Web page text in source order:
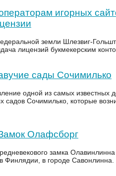
игорных
земли Шлезвиг-
лицензий букмекерским
сады Сочимилько
одной из самых известных
садов Сочимилько, которые
Олафсборг
замка
Финлядии, в городе Савонлинна.